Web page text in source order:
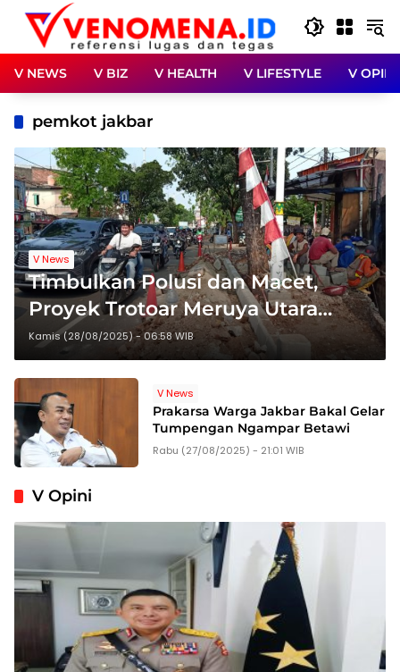
Langsung
konten
V NEWS V BIZ V HEALTH V LIFESTYLE V OPINI
pemkot jakbar
V News
Timbulkan Polusi dan Macet,
Proyek Trotoar Meruya Utara
Jakbar di Keluhkan Warga
Kamis (28/08/2025) - 06:58 WIB
V News
Prakarsa Warga Jakbar Bakal Gelar
Tumpengan Ngampar Betawi
Rabu (27/08/2025) - 21:01 WIB
V Opini